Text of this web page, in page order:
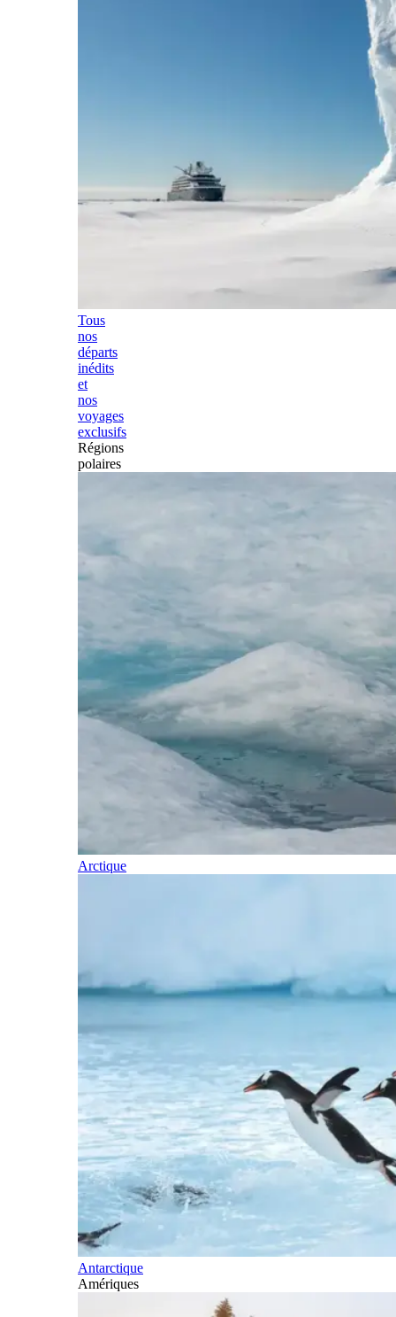
Tous
nos
départs
inédits
et
nos
voyages
exclusifs
Régions
polaires
Arctique
Antarctique
Amériques